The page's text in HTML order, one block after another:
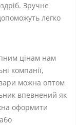
Зручне
легко
цінам нам
компанії,
можна оптом
впевнений як
оформити